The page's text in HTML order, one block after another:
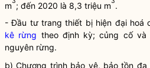
m ; đến 2020 là 8,3 triệu m .
- Đầu tư trang thiết bị hiện đại hoá
kê rừng theo định kỳ; củng cố
nguyên rừng.
b) Chương trình bảo vệ, bảo tồn